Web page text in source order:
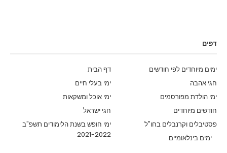
דפים
דף הבית
ימים מיוחדים לפי חודשים
ימי בעלי חיים
חגי אהבה
ימי אוכל ומשקאות
ימי הולדת מפורסמים
חגי ישראל
חודשים מיוחדים
ימי חופש בשנת הלימודים תשפ"ב
2021-2022
פסטיבלים וקרנבלים בחו"ל
ימים בינלאומיים